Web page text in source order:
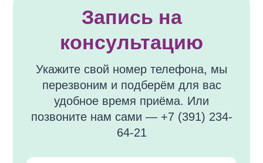
Запись на
консультацию
Укажите свой номер телефона, мы
перезвоним и подберём для вас
удобное время приёма. Или
позвоните нам сами — +7 (391) 234-
64-21